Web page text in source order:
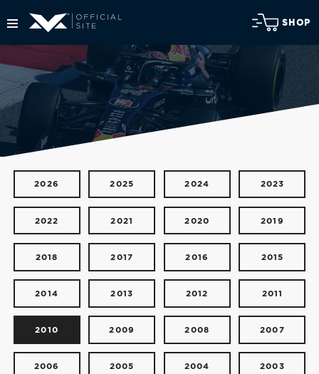
SHOP
2026 2025 2024 2023
2022 2021 2020 2019
2018 2017 2016 2015
2014 2013 2012 2011
2010 2009 2008 2007
2006 2005 2004 2003